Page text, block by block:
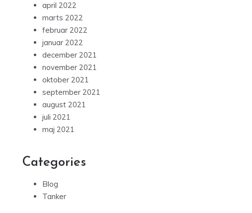
april 2022
marts 2022
februar 2022
januar 2022
december 2021
november 2021
oktober 2021
september 2021
august 2021
juli 2021
maj 2021
Categories
Blog
Tanker